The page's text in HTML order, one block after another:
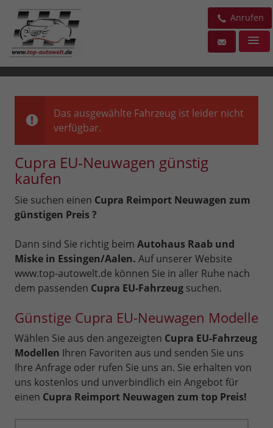
Anrufen
Das ausgewählte Fahrzeug ist leider nicht
verfügbar.
Cupra EU-Neuwagen günstig
kaufen
Sie suchen einen Cupra Reimport Neuwagen zum
günstigen Preis ?
Dann sind Sie richtig beim Autohaus Raab und
Miske in Essingen/Aalen. Auf unserer Website
www.top-autowelt.de können Sie in aller Ruhe nach
dem passenden Cupra EU-Fahrzeug suchen.
Günstige Cupra EU-Neuwagen Modelle
Wählen Sie aus den angezeigten Cupra EU-Fahrzeug
Modellen Ihren Favoriten aus und senden Sie uns
Ihre Anfrage oder rufen Sie uns an. Sie erhalten von
uns kostenlos und unverbindlich ein Angebot für
einen Cupra Reimport Neuwagen zum top Preis!